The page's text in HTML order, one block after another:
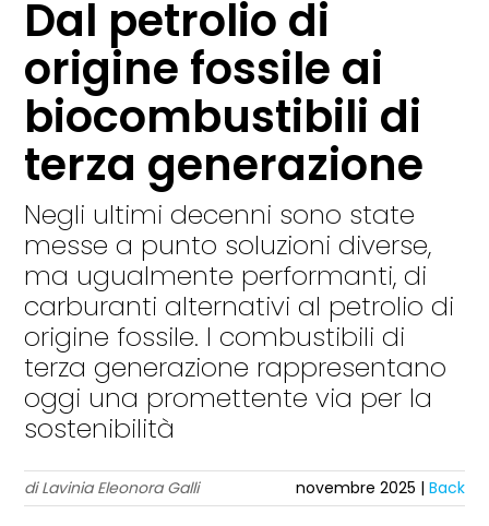
Dal petrolio di
origine fossile ai
biocombustibili di
terza generazione
Negli ultimi decenni sono state
messe a punto soluzioni diverse,
ma ugualmente performanti, di
carburanti alternativi al petrolio di
origine fossile. I combustibili di
terza generazione rappresentano
oggi una promettente via per la
sostenibilità
di Lavinia Eleonora Galli novembre 2025 | Back